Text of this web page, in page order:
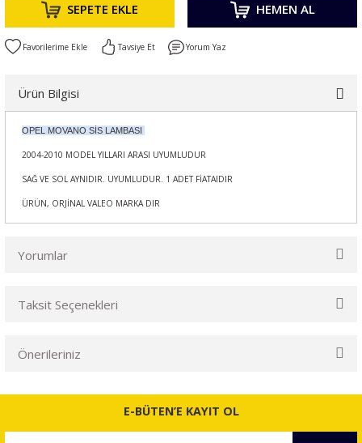
SEPETE EKLE HEMEN AL
Tavsiye Et Yorum Yaz
Ürün Bilgisi
OPEL MOVANO SİS LAMBASI
2004-2010 MODEL YILLARI ARASI UYUMLUDUR
SAĞ VE SOL AYNIDIR. UYUMLUDUR. 1 ADET FİATAIDIR
ÜRÜN, ORJİNAL VALEO MARKA DIR
Yorumlar
Taksit Seçenekleri
Önerileriniz
Bu ürünün fiyat bilgisi, resim, ürün açıklamalarında ve diğer
konularda yetersiz gördüğünüz noktaları öneri formunu
E-BÜTEN’E KAYIT OL